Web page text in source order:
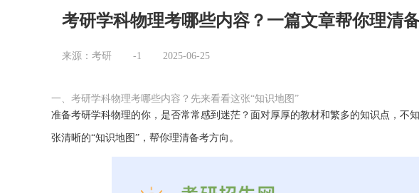
考研学科物理考哪些内容？一篇文章帮你理清
来源：考研 -1 2025-06-25
一、考研学科物理考哪些内容？先来看看这张“知识地图”
准备考研学科物理的你，是否常常感到迷茫？面对厚厚的教材和繁多的知识点，不
张清晰的“知识地图”，帮你理清备考方向。